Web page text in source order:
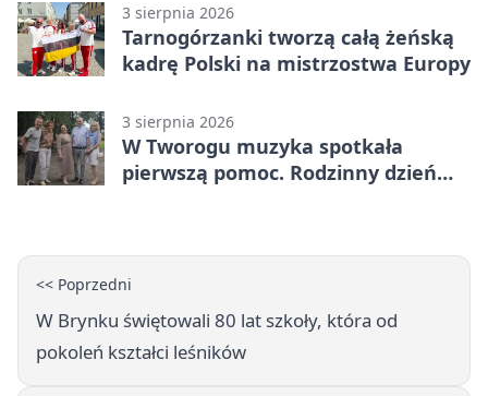
3 sierpnia 2026
Tarnogórzanki tworzą całą żeńską
kadrę Polski na mistrzostwa Europy
3 sierpnia 2026
W Tworogu muzyka spotkała
pierwszą pomoc. Rodzinny dzień
<< Poprzedni
W Brynku świętowali 80 lat szkoły, która od
pokoleń kształci leśników